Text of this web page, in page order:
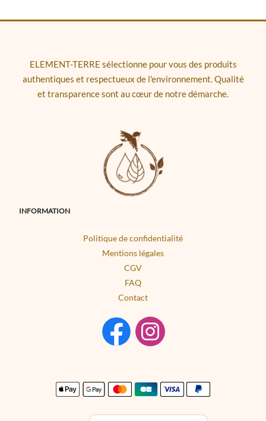
ELEMENT-TERRE sélectionne pour vous des produits
authentiques et respectueux de l'environnement. Qualité
et transparence sont au cœur de notre démarche.
INFORMATION
Politique de confidentialité
Mentions légales
CGV
FAQ
Contact